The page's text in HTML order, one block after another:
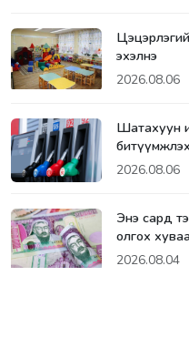
эхэлнэ
2026.08.06
Шатахуун
2026.08.06
Энэ сард
олгох
2026.08.04